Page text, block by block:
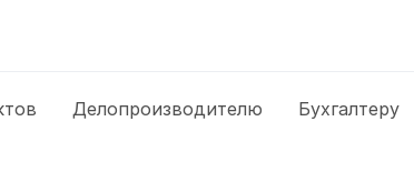
Делопроизводителю Бухгалтеру